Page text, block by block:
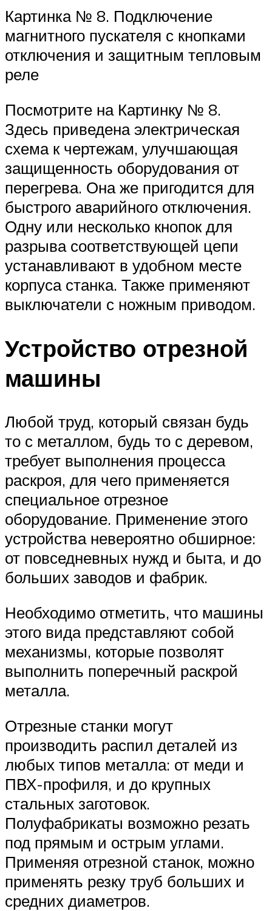
Картинка № 8. Подключение
магнитного пускателя с кнопками
отключения и защитным тепловым
реле
Посмотрите на Картинку № 8.
Здесь приведена электрическая
схема к чертежам, улучшающая
защищенность оборудования от
перегрева. Она же пригодится для
быстрого аварийного отключения.
Одну или несколько кнопок для
разрыва соответствующей цепи
устанавливают в удобном месте
корпуса станка. Также применяют
выключатели с ножным приводом.
Устройство отрезной
машины
Любой труд, который связан будь
то с металлом, будь то с деревом,
требует выполнения процесса
раскроя, для чего применяется
специальное отрезное
оборудование. Применение этого
устройства невероятно обширное:
от повседневных нужд и быта, и до
больших заводов и фабрик.
Необходимо отметить, что машины
этого вида представляют собой
механизмы, которые позволят
выполнить поперечный раскрой
металла.
Отрезные станки могут
производить распил деталей из
любых типов металла: от меди и
ПВХ-профиля, и до крупных
стальных заготовок.
Полуфабрикаты возможно резать
под прямым и острым углами.
Применяя отрезной станок, можно
применять резку труб больших и
средних диаметров.